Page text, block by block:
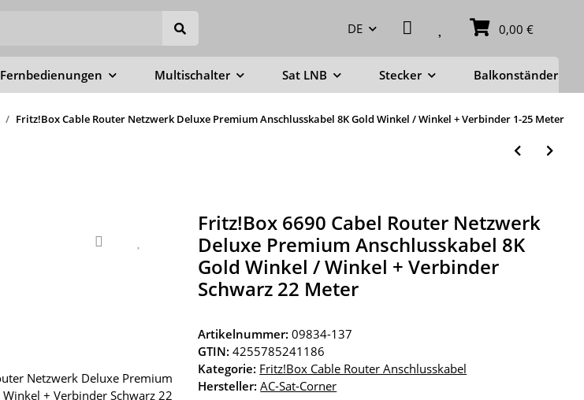
DE 0,00 €
Fernbedienungen Multischalter Sat LNB Stecker Balkonständer
Fritz!Box Cable Router Netzwerk Deluxe Premium Anschlusskabel 8K Gold Winkel / Winkel + Verbinder 1-25 Meter
Fritz!Box 6690 Cabel Router Netzwerk
Deluxe Premium Anschlusskabel 8K
Gold Winkel / Winkel + Verbinder
Schwarz 22 Meter
Artikelnummer:09834-137
GTIN: 4255785241186
Kategorie: Fritz!Box Cable Router Anschlusskabel
Hersteller: AC-Sat-Corner